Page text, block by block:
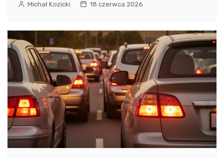
Michał Kozicki 18 czerwca 2026